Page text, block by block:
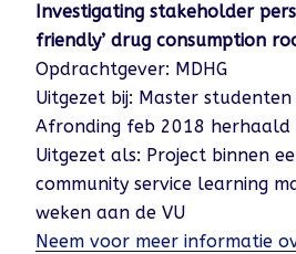
Investigating stakeholder
friendly’ drug consumption
Opdrachtgever: MDHG
Uitgezet bij: Master studenten
Afronding feb 2018 herhaald
Uitgezet als: Project binnen
community service learning
weken aan de VU
Neem voor meer informatie